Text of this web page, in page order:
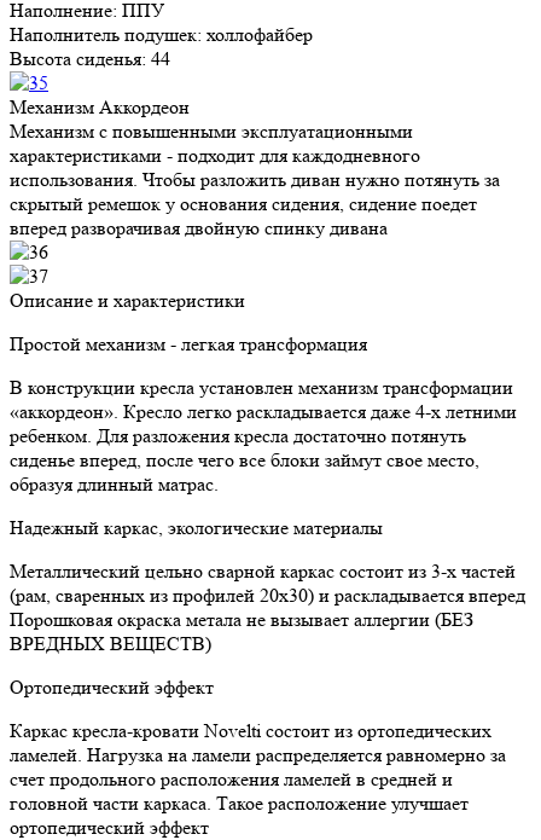
Наполнение: ППУ
Наполнитель подушек: холлофайбер
Высота сиденья: 44
Механизм Аккордеон
Механизм с повышенными эксплуатационными
характеристиками - подходит для каждодневного
использования. Чтобы разложить диван нужно потянуть за
скрытый ремешок у основания сидения, сидение поедет
вперед разворачивая двойную спинку дивана
Описание и характеристики
Простой механизм - легкая трансформация
В конструкции кресла установлен механизм трансформации
«аккордеон». Кресло легко раскладывается даже 4-х летними
ребенком. Для разложения кресла достаточно потянуть
сиденье вперед, после чего все блоки займут свое место,
образуя длинный матрас.
Надежный каркас, экологические материалы
Металлический цельно сварной каркас состоит из 3-х частей
(рам, сваренных из профилей 20x30) и раскладывается вперед
Порошковая окраска метала не вызывает аллергии (БЕЗ
ВРЕДНЫХ ВЕЩЕСТВ)
Ортопедический эффект
Каркас кресла-кровати Novelti состоит из ортопедических
ламелей. Нагрузка на ламели распределяется равномерно за
счет продольного расположения ламелей в средней и
головной части каркаса. Такое расположение улучшает
ортопедический эффект